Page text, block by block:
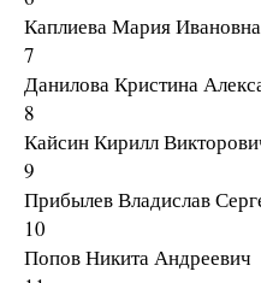
Каплиева Мария Ивановна
7
Данилова Кристина
8
Кайсин Кирилл
9
Прибылев Владислав
10
Попов Никита Андреевич